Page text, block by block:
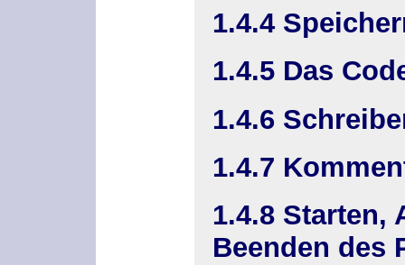
1.4.4
1.4.5 Das
1.4.6
1.4.7
1.4.8 Starten,
Beenden des